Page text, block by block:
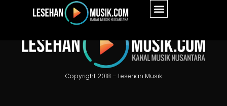
Copyright 2018 – Lesehan Musik